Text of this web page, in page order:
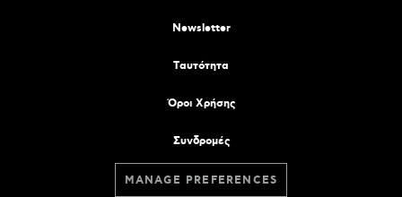
Newsletter
Tαυτότητα
Όροι Χρήσης
Συνδρομές
MANAGE PREFERENCES